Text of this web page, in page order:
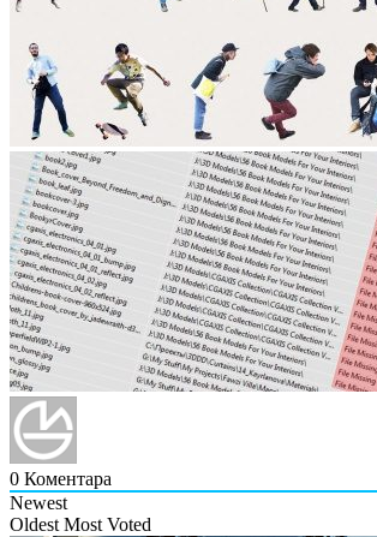
0 Коментара
Newest
Oldest Most Voted